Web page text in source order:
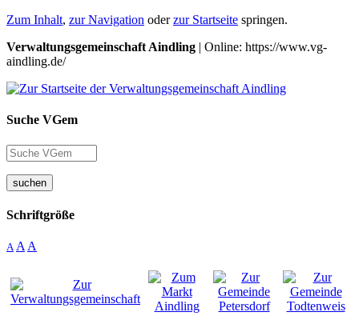
Zum Inhalt, zur Navigation oderzur Startseite springen.
Verwaltungsgemeinschaft Aindling | Online: https://www.vg-
aindling.de/
Suche VGem
suchen
Schriftgröße
A A A